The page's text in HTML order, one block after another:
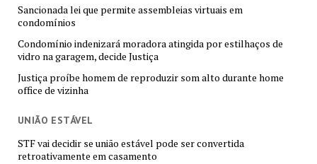
Sancionada lei que permite assembleias virtuais em
condomínios
Condomínio indenizará moradora atingida por estilhaços de
vidro na garagem, decide Justiça
Justiça proíbe homem de reproduzir som alto durante home
office de vizinha
UNIÃO ESTÁVEL
STF vai decidir se união estável pode ser convertida
retroativamente em casamento